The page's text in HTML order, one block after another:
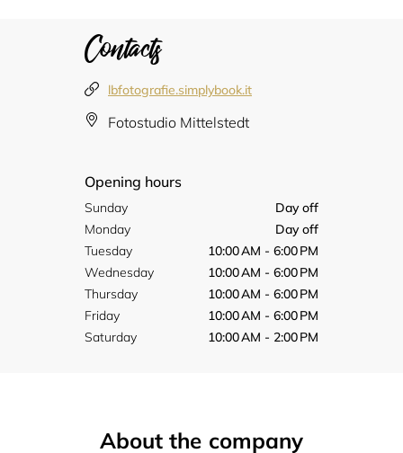
Contacts
lbfotografie.simplybook.it
Fotostudio Mittelstedt
Opening hours
Sunday
Day off
Monday
Day off
Tuesday
10:00 AM - 6:00 PM
Wednesday
10:00 AM - 6:00 PM
Thursday
10:00 AM - 6:00 PM
Friday
10:00 AM - 6:00 PM
Saturday
10:00 AM - 2:00 PM
About the company